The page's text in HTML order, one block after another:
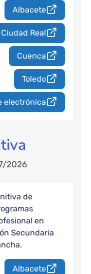
Albacete
Ciudad Real
Cuenca
Toledo
electrónica
2026
de
en
Secundaria
Albacete